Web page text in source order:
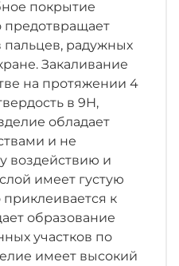
покрытие
предотвращает
пальцев, радужных
Закаливание
на протяжении 4
в 9Н,
обладает
и не
воздействию и
имеет густую
к
образование
участков по
имеет высокий